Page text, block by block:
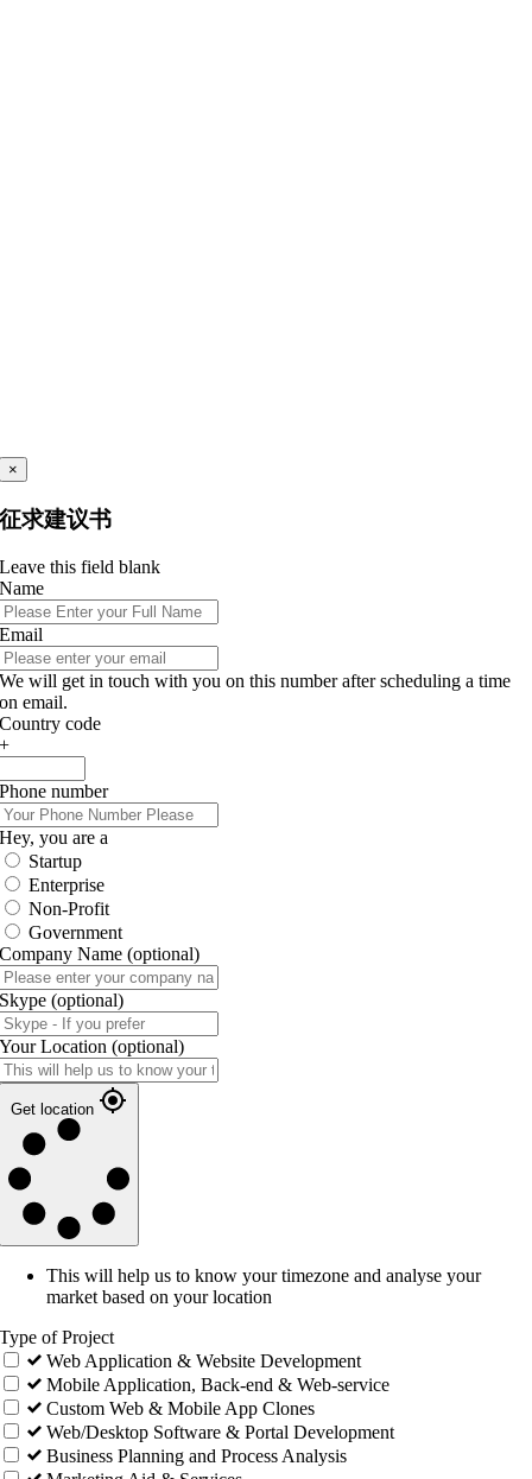
×
征求建议书
Leave this field blank
Name
Email
We will get in touch with you on this number after scheduling a time
on email.
Country code
+
Phone number
Hey, you are a
Startup
Enterprise
Non-Profit
Government
Company Name (optional)
Skype (optional)
Your Location (optional)
Get location
This will help us to know your timezone and analyse your
market based on your location
Type of Project
Web Application & Website Development
Mobile Application, Back-end & Web-service
Custom Web & Mobile App Clones
Web/Desktop Software & Portal Development
Business Planning and Process Analysis